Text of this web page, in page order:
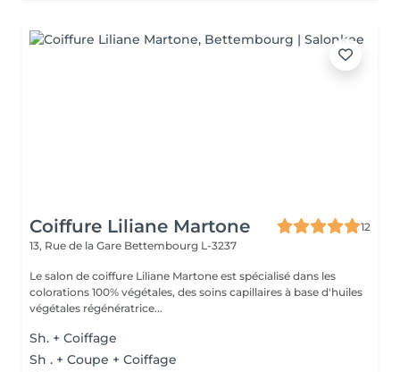
Coiffure Liliane Martone
12
13, Rue de la Gare Bettembourg L-3237
Le salon de coiffure Liliane Martone est spécialisé dans les
colorations 100% végétales, des soins capillaires à base d'huiles
végétales régénératrice...
Sh. + Coiffage
Sh . + Coupe + Coiffage